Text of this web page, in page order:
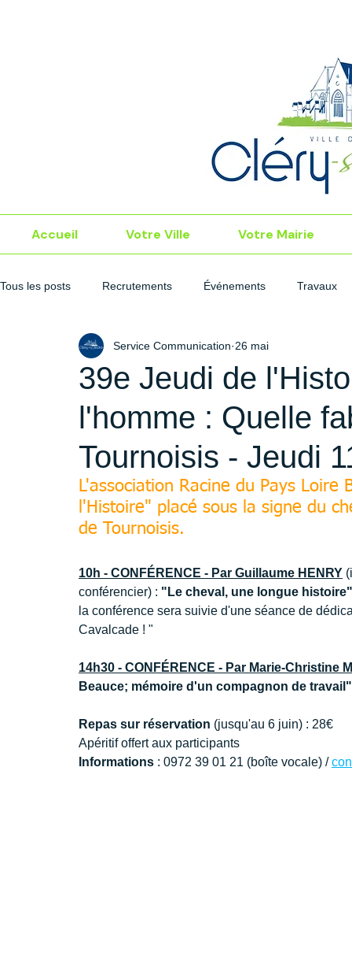
Accueil Votre Ville Votre Mairie
Tous les posts Recrutements Événements Travaux
39e Jeudi de
l'homme : Quelle
Tournoisis - Jeudi
Service Communication 26 mai
L'association Racine du Pays
l'Histoire" placé sous la signe du
de Tournoisis.
10h - CONFÉRENCE - Par Guillaume HENRY
conférencier) : "Le cheval, une longue histoire"
la conférence sera suivie d'une séance de
Cavalcade ! "
14h30 - CONFÉRENCE - Par Marie-Christine
Beauce; mémoire d'un compagnon de travail"
Repas sur réservation (jusqu'au 6 juin) : 28€
Apéritif offert aux participants
Informations : 0972 39 01 21 (boîte vocale) /